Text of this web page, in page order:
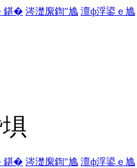
鍖� 涔濋緳鍧″尯 澶ф浮鍙ｅ尯
鍖� 涔濋緳鍧″尯 澶ф浮鍙ｅ尯